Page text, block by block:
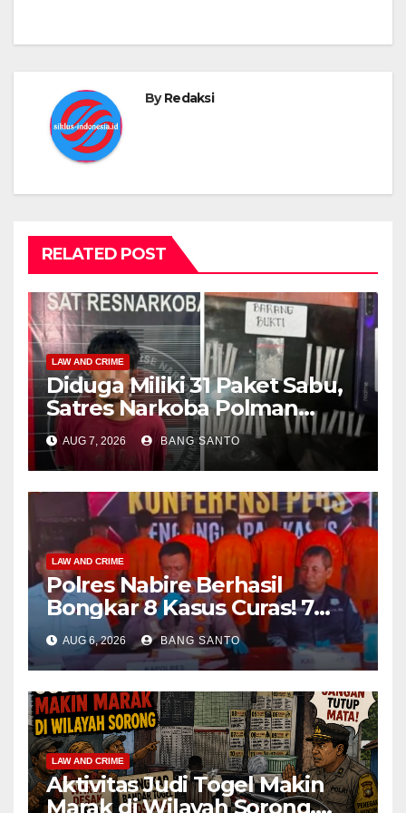
ByRedaksi
RELATED POST
LAW AND CRIME
Diduga Miliki 31 Paket Sabu,
Satres Narkoba Polman
Amankan Pria di Matali
AUG 7, 2026 BANG SANTO
LAW AND CRIME
Polres Nabire Berhasil
Bongkar 8 Kasus Curas! 7
Pelaku Ditangkap, 62 Motor
Kembali Diamankan
AUG 6, 2026 BANG SANTO
LAW AND CRIME
Aktivitas Judi Togel Makin
Marak di Wilayah Sorong,